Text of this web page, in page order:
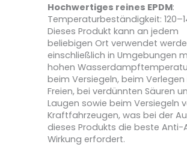
Hochwertiges reines EPDM:
Temperaturbeständigkeit:
Dieses Produkt kann an jedem
beliebigen Ort verwendet
einschließlich in Umgebungen
hohen
beim Versiegeln, beim Verlegen
Freien, bei verdünnten Säuren
Laugen sowie beim Versiegeln
Kraftfahrzeugen, was bei der
dieses Produkts die beste Anti-
Wirkung erfordert.